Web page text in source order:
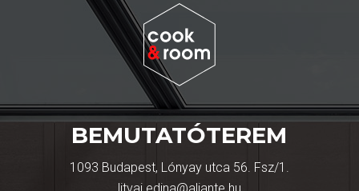
BEMUTATÓTEREM
1093 Budapest, Lónyay utca 56. Fsz/1.